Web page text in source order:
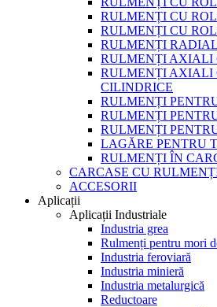
RULMENȚI CU
RULMENȚI CU
RULMENȚI
RULMENȚI AXIALI
RULMENȚI AXIALI
CILINDRICE
RULMENȚI
RULMENȚI
RULMENȚI
LAGĂRE PENTRU
RULMENȚI ÎN
CARCASE CU
ACCESORII
Aplicații
Aplicații Industriale
Industria grea
Rulmenți pentru mori
Industria feroviară
Industria minieră
Industria metalurgică
Reductoare